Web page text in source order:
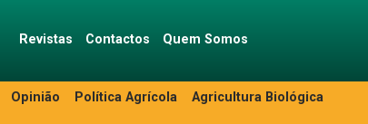
Revistas Contactos Quem Somos
Opinião Política Agrícola Agricultura Biológica